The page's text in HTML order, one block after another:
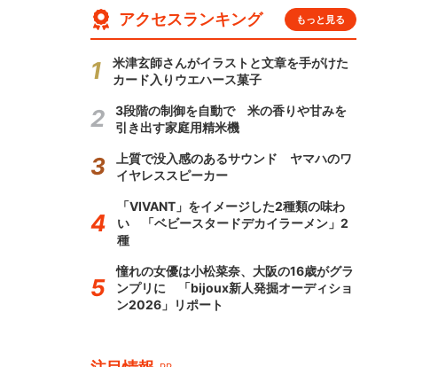
アクセスランキング もっと見る
米津玄師さんがイラストと文章を手がけた
カード入りウエハース菓子
3段階の制御を自動で 米の香りや甘みを
引き出す家庭用精米機
上質で没入感のあるサウンド ヤマハのワ
イヤレススピーカー
「VIVANT」をイメージした2種類の味わ
い 「ベビースタードデカイラーメン」2
種
憧れの女優は小松菜奈、大阪の16歳がグラ
ンプリに 「bijoux新人発掘オーディショ
ン2026」リポート